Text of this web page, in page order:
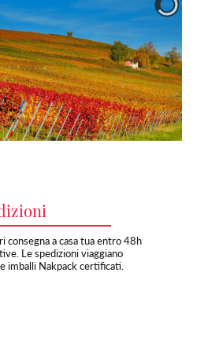
consegna a casa tua entro 48h
Le spedizioni viaggiano
imballi Nakpack certificati.